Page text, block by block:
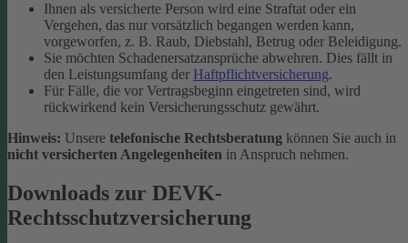
Ihnen als versicherte Person wird eine Straftat oder ein
Vergehen, das nur vorsätzlich begangen werden kann,
vorgeworfen, z. B. Raub, Diebstahl, Betrug oder Beleidigung.
Sie möchten Schadenersatzansprüche abwehren. Dies fällt in
den Leistungsumfang der Haftpflichtversicherung.
Für Fälle, die vor Vertragsbeginn eingetreten sind, wird
rückwirkend kein Versicherungsschutz gewährt.
Hinweis: Unsere telefonische Rechtsberatung können Sie auch in
nicht versicherten Angelegenheiten in Anspruch nehmen.
Downloads zur DEVK-
Rechtsschutzversicherung